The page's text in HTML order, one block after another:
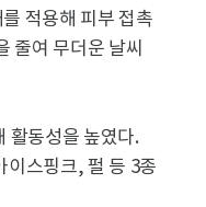
적용해 피부 접촉
줄여 무더운 날씨
활동성을 높였다.
이스핑크, 펄 등 3종